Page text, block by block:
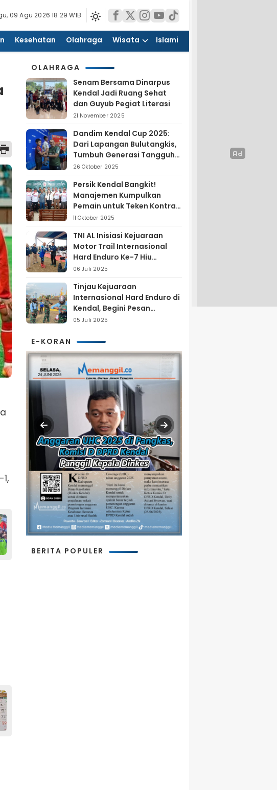
09 Agu 2026 18:29 WIB
Kesehatan Olahraga Wisata Islami
OLAHRAGA
Senam Bersama Dinarpus
Kendal Jadi Ruang Sehat
dan Guyub Pegiat Literasi
21 November 2025
Dandim Kendal Cup 2025:
Dari Lapangan Bulutangkis,
Tumbuh Generasi Tangguh
dan Nasionalis
26 Oktober 2025
Persik Kendal Bangkit!
Manajemen Kumpulkan
Pemain untuk Teken Kontrak
Jelang Liga 4
11 Oktober 2025
TNI AL Inisiasi Kejuaraan
Motor Trail Internasional
Hard Enduro Ke-7 Hiu
Selatan
06 Juli 2025
Tinjau Kejuaraan
Internasional Hard Enduro di
Kendal, Begini Pesan
Laksamana Pertama TNI AL
05 Juli 2025
E-KORAN
BERITA POPULER